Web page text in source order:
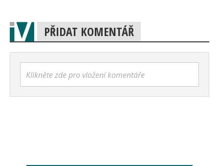
PŘIDAT KOMENTÁŘ
Klikněte zde pro vložení komentáře